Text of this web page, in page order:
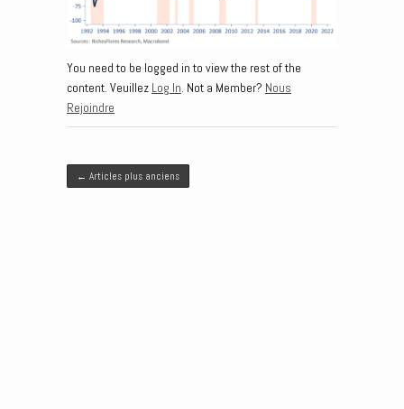
You need to be logged in to view the rest of the
content. Veuillez Log In. Not a Member? Nous
Rejoindre
Post navigation
← Articles plus anciens